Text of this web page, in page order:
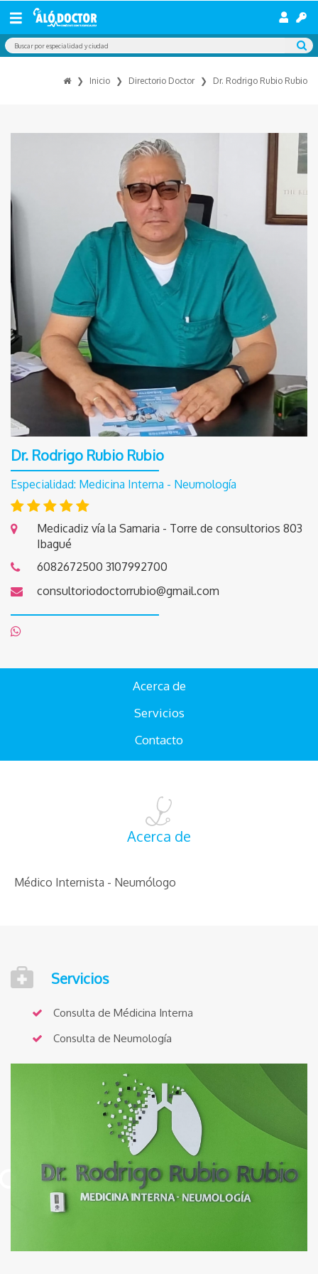
Inicio Directorio Doctor Dr. Rodrigo Rubio Rubio
Dr. Rodrigo Rubio Rubio
Especialidad: Medicina Interna - Neumología
Medicadiz vía la Samaria - Torre de consultorios 803
Ibagué
6082672500 3107992700
consultoriodoctorrubio@gmail.com
Acerca de
Servicios
Contacto
Acerca de
Médico Internista - Neumólogo
Servicios
Consulta de Médicina Interna
Consulta de Neumología